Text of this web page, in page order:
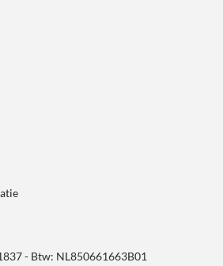
- Btw: NL850661663B01